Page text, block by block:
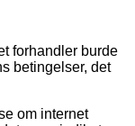
forhandler burde
betingelser, det
om internet